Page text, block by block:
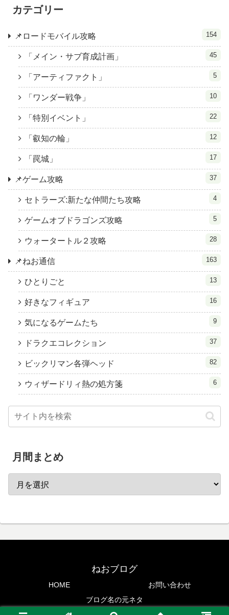
カテゴリー
📌ロードモバイル攻略 154
「メイン・サブ育成計画」 45
「アーティファクト」 5
「ワンダー戦争」 10
「特別イベント」 22
「叡知の輪」 12
「罠城」 17
📌ゲーム攻略 37
セトラーズ:新たな仲間たち攻略 4
ゲームオブドラゴンズ攻略 5
ウォータートル２攻略 28
📌ねお通信 163
ひとりごと 13
好きなフィギュア 16
気になるゲームたち 9
ドラクエコレクション 37
ビックリマン各弾ヘッド 82
ウィザードリィ熱の処方箋 6
月間まとめ
ねおブログ
HOME
お問い合わせ
ブログ名の元ネタ